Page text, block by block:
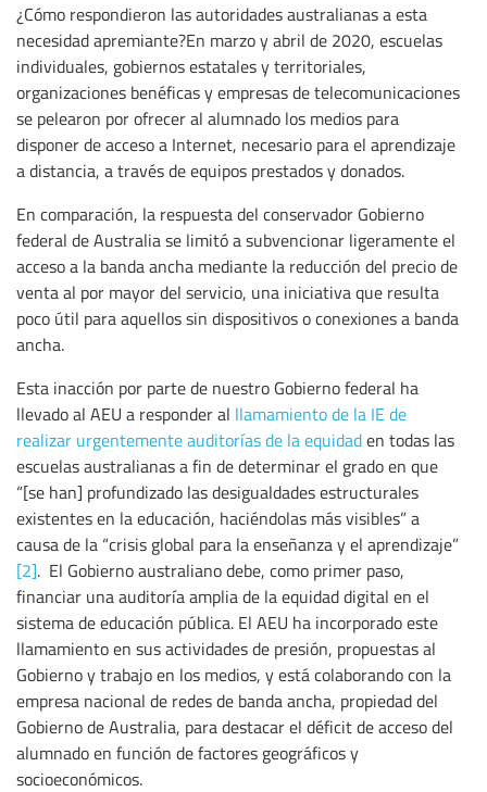
¿Cómo respondieron las autoridades australianas a esta
necesidad apremiante?En marzo y abril de 2020, escuelas
individuales, gobiernos estatales y territoriales,
organizaciones benéficas y empresas de telecomunicaciones
se pelearon por ofrecer al alumnado los medios para
disponer de acceso a Internet, necesario para el aprendizaje
a distancia, a través de equipos prestados y donados.
En comparación, la respuesta del conservador Gobierno
federal de Australia se limitó a subvencionar ligeramente el
acceso a la banda ancha mediante la reducción del precio de
venta al por mayor del servicio, una iniciativa que resulta
poco útil para aquellos sin dispositivos o conexiones a banda
ancha.
Esta inacción por parte de nuestro Gobierno federal ha
llevado al AEU a responder al llamamiento de la IE de
realizar urgentemente auditorías de la equidaden todas las
escuelas australianas a fin de determinar el grado en que
“[se han] profundizado las desigualdades estructurales
existentes en la educación, haciéndolas más visibles” a
causa de la “crisis global para la enseñanza y el aprendizaje”
[2]. El Gobierno australiano debe, como primer paso,
financiar una auditoría amplia de la equidad digital en el
sistema de educación pública. El AEU ha incorporado este
llamamiento en sus actividades de presión, propuestas al
Gobierno y trabajo en los medios, y está colaborando con la
empresa nacional de redes de banda ancha, propiedad del
Gobierno de Australia, para destacar el déficit de acceso del
alumnado en función de factores geográficos y
socioeconómicos.